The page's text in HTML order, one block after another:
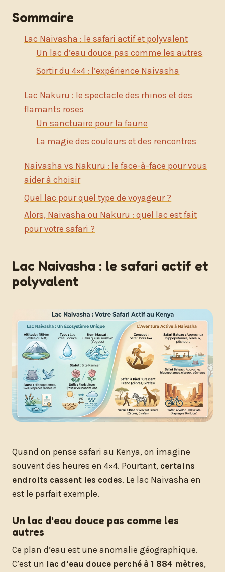
Sommaire
Lac Naivasha : le safari actif et polyvalent
Un lac d’eau douce pas comme les autres
Sortir du 4×4 : l’expérience Naivasha
Lac Nakuru : le spectacle des rhinos et des
flamants roses
Un sanctuaire pour la faune
La magie des couleurs et des rencontres
Naivasha vs Nakuru : le face-à-face pour vous
aider à choisir
Quel lac pour quel type de voyageur ?
Alors, Naivasha ou Nakuru : quel lac est fait
pour votre safari ?
Lac Naivasha : le safari actif et
polyvalent
Quand on pense safari au Kenya, on imagine
souvent des heures en 4×4. Pourtant, certains
endroits cassent les codes. Le lac Naivasha en
est le parfait exemple.
Un lac d’eau douce pas comme les
autres
Ce plan d’eau est une anomalie géographique.
C’est un lac d’eau douce perché à 1 884 mètres,